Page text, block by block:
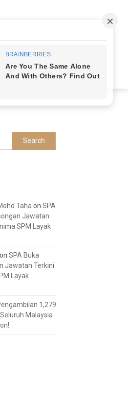
Taha on SPA
Jawatan
SPM Layak
on SPA Buka
Jawatan Terkini
Layak
1,279
Malaysia